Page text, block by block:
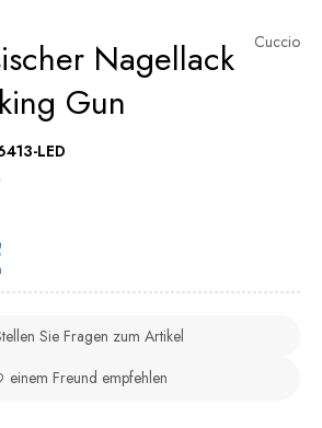
Cuccio
Nagellack
Gun
LED
Sie Fragen zum Artikel
einem Freund empfehlen